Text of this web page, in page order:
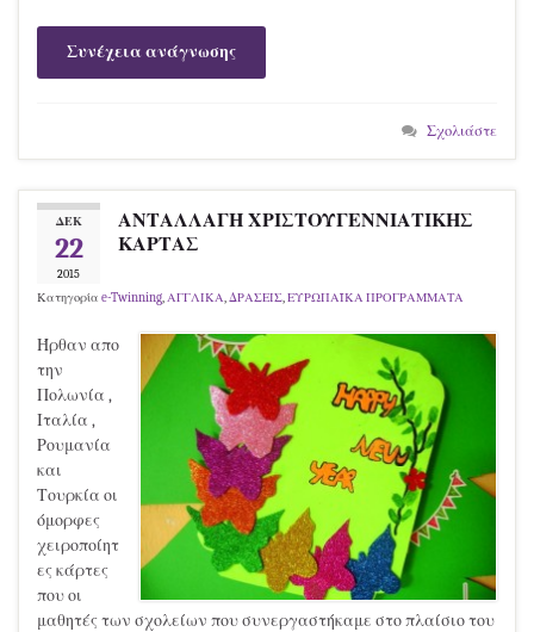
Συνέχεια ανάγνωσης
Σχολιάστε
ΔΕΚ
22
2015
ΑΝΤΑΛΛΑΓΗ ΧΡΙΣΤΟΥΓΕΝΝΙΑΤΙΚΗΣ
ΚΑΡΤΑΣ
Κατηγορία e-Twinning,ΑΓΓΛΙΚΑ,ΔΡΑΣΕΙΣ,ΕΥΡΩΠΑΪΚΑ ΠΡΟΓΡΑΜΜΑΤΑ
Ήρθαν απο
την
Πολωνία ,
Ιταλία ,
Ρουμανία
και
Τουρκία οι
όμορφες
χειροποίητ
ες κάρτες
που οι
μαθητές των σχολείων που συνεργαστήκαμε στο πλαίσιο του